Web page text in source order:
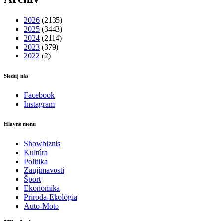
2026 (2135)
2025 (3443)
2024 (2114)
2023 (379)
2022 (2)
Sleduj nás
Facebook
Instagram
Hlavné menu
Showbiznis
Kultúra
Politika
Zaujímavosti
Šport
Ekonomika
Príroda-Ekológia
Auto-Moto